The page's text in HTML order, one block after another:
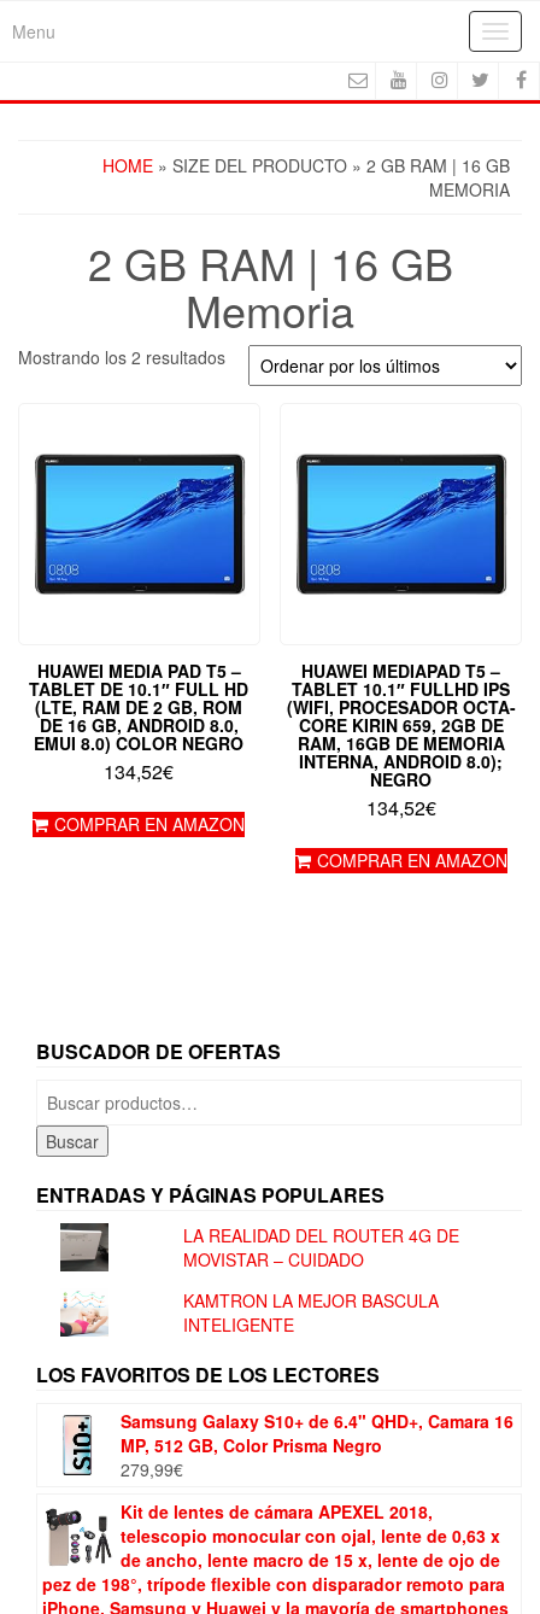
Menu
HOME » SIZE DEL PRODUCTO » 2 GB RAM | 16 GB
MEMORIA
2 GB RAM | 16 GB
Memoria
Mostrando los 2 resultadosOrdenado
por
HUAWEI MEDIA PAD T5 –
TABLET DE 10.1″ FULL HD
(LTE, RAM DE 2 GB, ROM
DE 16 GB, ANDROID 8.0,
EMUI 8.0) COLOR NEGRO
134,52€
COMPRAR EN AMAZON
HUAWEI MEDIAPAD T5 –
TABLET 10.1″ FULLHD IPS
(WIFI, PROCESADOR OCTA-
CORE KIRIN 659, 2GB DE
RAM, 16GB DE MEMORIA
INTERNA, ANDROID 8.0);
NEGRO
134,52€
COMPRAR EN AMAZON
BUSCADOR DE OFERTAS
por:
Buscar
ENTRADAS Y PÁGINAS POPULARES
LA REALIDAD DEL ROUTER 4G DE
MOVISTAR – CUIDADO
KAMTRON LA MEJOR BASCULA
INTELIGENTE
LOS FAVORITOS DE LOS LECTORES
Samsung Galaxy S10+ de 6.4" QHD+, Camara 16
MP, 512 GB, Color Prisma Negro
279,99€
Kit de lentes de cámara APEXEL 2018,
telescopio monocular con ojal, lente de 0,63 x
de ancho, lente macro de 15 x, lente de ojo de
pez de 198°, trípode flexible con disparador remoto para
iPhone, Samsung y Huawei y la mayoría de smartphones